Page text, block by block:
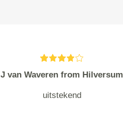
J van Waveren from Hilversum
uitstekend